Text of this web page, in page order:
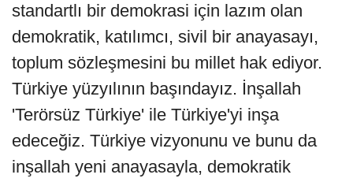
standartlı bir demokrasi için lazım olan
demokratik, katılımcı, sivil bir anayasayı,
toplum sözleşmesini bu millet hak ediyor.
Türkiye yüzyılının başındayız. İnşallah
'Terörsüz Türkiye' ile Türkiye'yi inşa
edeceğiz. Türkiye vizyonunu ve bunu da
inşallah yeni anayasayla, demokratik